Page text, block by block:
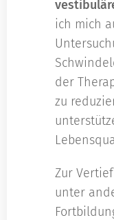
ich mich
der
zu
Zur
unter